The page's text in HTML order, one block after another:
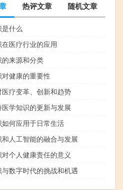
热评文章 随机文章
什么
医疗行业的应用
的来源和分类
健康的重要性
疗变革、创新和趋势
学知识的更新与发展
如何应用于日常生活
和人工智能的融合与发展
个人健康责任的意义
与数字时代的挑战和机遇